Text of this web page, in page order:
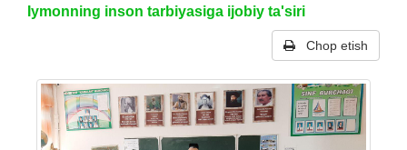
Iymonning inson tarbiyasiga ijobiy ta'siri
Chop etish